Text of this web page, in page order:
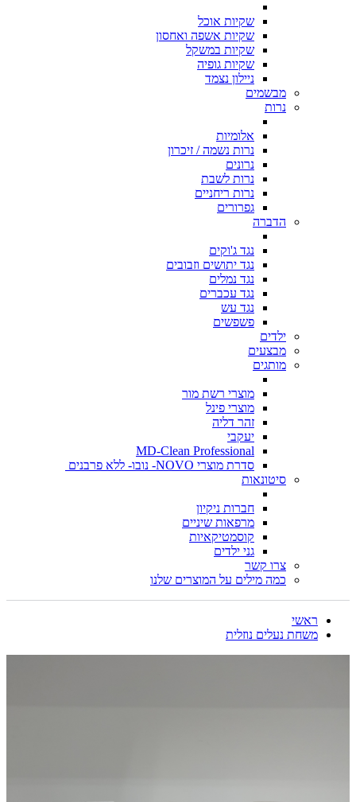
שקיות אוכל
שקיות אשפה ואחסון
שקיות במשקל
שקיות גופיה
ניילון נצמד
מבשמים
נרות
אלומיות
נרות נשמה / זיכרון
נרונים
נרות לשבת
נרות ריחניים
גפרורים
הדברה
נגד ג'וקים
נגד יתושים וזבובים
נגד נמלים
נגד עכברים
נגד עש
פשפשים
ילדים
מבצעים
מותגים
מוצרי רשת מור
מוצרי פינל
זהר דליה
יעקבי
MD-Clean Professional
סדרת מוצרי NOVO- נובו- ללא פרבנים
סיטונאות
חברות ניקיון
מרפאות שיניים
קוסמטיקאיות
גני ילדים
צרו קשר
כמה מילים על המוצרים שלנו
ראשי
משחת נעלים נוזלית